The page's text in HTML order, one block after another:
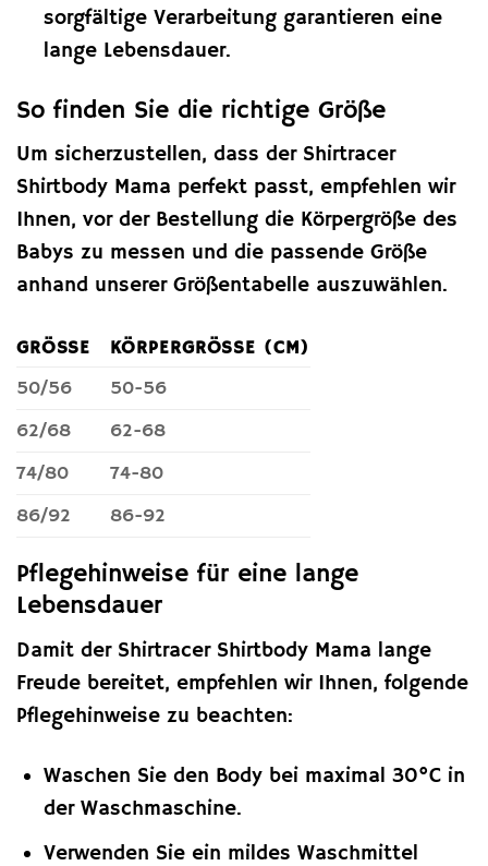
sorgfältige Verarbeitung garantieren eine
lange Lebensdauer.
So finden Sie die richtige Größe
Um sicherzustellen, dass der Shirtracer
Shirtbody Mama perfekt passt, empfehlen wir
Ihnen, vor der Bestellung die Körpergröße des
Babys zu messen und die passende Größe
anhand unserer Größentabelle auszuwählen.
GRÖSSE
KÖRPERGRÖSSE (CM)
50/56
50-56
62/68
62-68
74/80
74-80
86/92
86-92
Pflegehinweise für eine lange
Lebensdauer
Damit der Shirtracer Shirtbody Mama lange
Freude bereitet, empfehlen wir Ihnen, folgende
Pflegehinweise zu beachten:
Waschen Sie den Body bei maximal 30°C in
der Waschmaschine.
Verwenden Sie ein mildes Waschmittel